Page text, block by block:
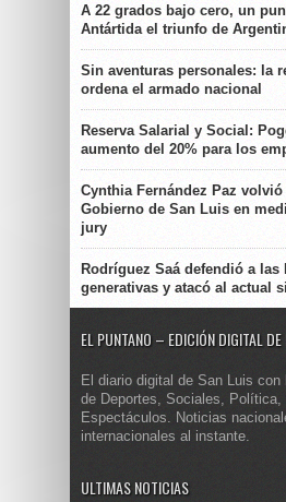
A 22 grados bajo cero, un
Antártida el triunfo de
Sin aventuras personales: la
ordena el armado nacional
Reserva Salarial y Social:
aumento del 20% para los
Cynthia Fernández Paz
Gobierno de San Luis en
jury
Rodríguez Saá defendió a las
generativas y atacó al actual
EL PUNTANO – EDICIÓN DIGITAL
El diario digital de San Luis
de Deportes, Sociales, Política,
Espectáculos. Noticias
internacionales al instante.
ULTIMAS NOTICIAS